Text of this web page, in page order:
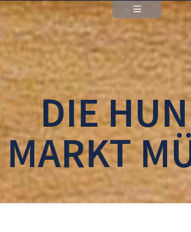
DIE
MARKT